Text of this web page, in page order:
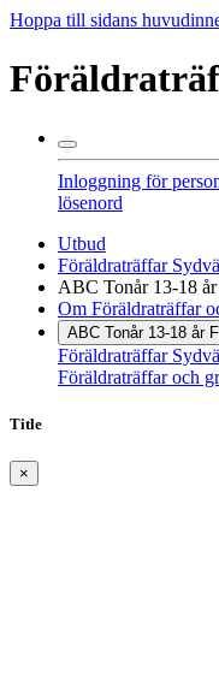
Hoppa till sidans
Inloggning för
lösenord
Utbud
Föräldraträffar
ABC Tonår 13-18
Om Föräldraträffar
ABC Tonår 13-18 år
Föräldraträffar
Föräldraträffar och
Title
×